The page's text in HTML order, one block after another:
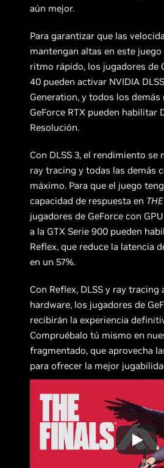
aún mejor.
Para garantizar que las
mantengan altas en este
ritmo rápido, los jugadores de
40 pueden activar NVIDIA
Generation, y todos los
GeForce RTX pueden habilitar
Resolución.
Con DLSS 3, el rendimiento se
ray tracing y todas las demás
máximo. Para que el juego
capacidad de respuesta en
jugadores de GeForce con
a la GTX Serie 900 pueden
Reflex, que reduce la latencia
en un 57%.
Con Reflex, DLSS y ray tracing
hardware, los jugadores de
recibirán la experiencia
Compruébalo tú mismo en
fragmentado, que aprovecha
para ofrecer la mejor